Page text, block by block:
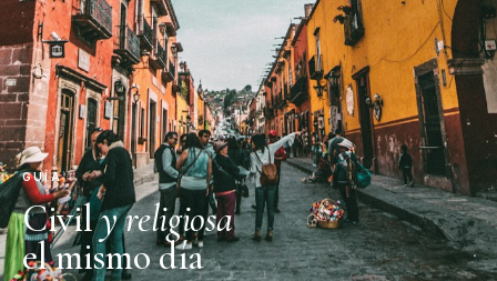
GUÍA
Civily religiosa
el mismo día